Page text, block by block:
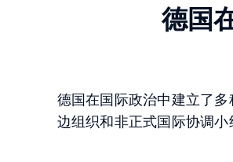
德国
德国在国际政治中建立了
边组织和非正式国际协调小